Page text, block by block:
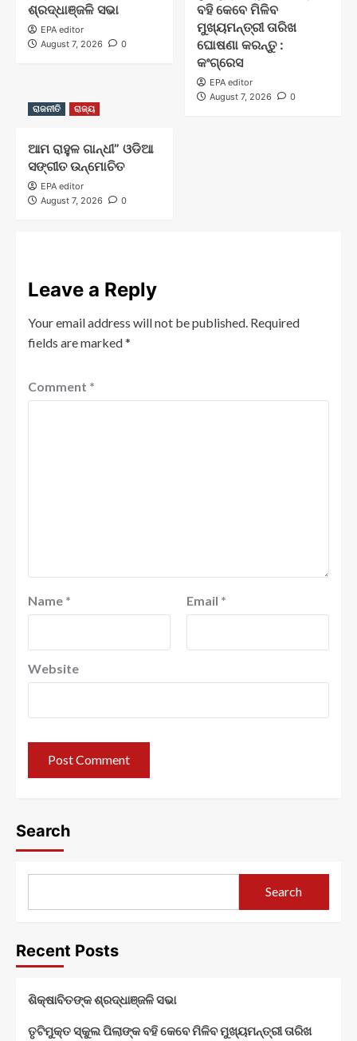
ଶ୍ରଦ୍ଧାଞ୍ଜଳି ସଭା
EPA editor
August 7, 2026
0
ବହି କେବେ ମିଳିବ
ମୁଖ୍ୟମନ୍ତ୍ରୀ ତାରିଖ
ଘୋଷଣା କରନ୍ତୁ :
କଂଗ୍ରେସ
EPA editor
August 7, 2026
0
ରାଜନୀତି
ରାଜ୍ୟ
ଆମ ରାହୁଳ ଗାନ୍ଧୀ” ଓଡିଆ
ସଙ୍ଗୀତ ଉନ୍ମୋଚିତ
EPA editor
August 7, 2026
0
Leave a Reply
Your email address will not be published. Required
fields are marked*
Comment *
Name * Email *
Website
Search
Search
Recent Posts
ଶିକ୍ଷାବିତଙ୍କ ଶ୍ରଦ୍ଧାଞ୍ଜଳି ସଭା
ତୃଟିମୁକ୍ତ ସ୍କୁଲ ପିଲାଙ୍କ ବହି କେବେ ମିଳିବ ମୁଖ୍ୟମନ୍ତ୍ରୀ ତାରିଖ